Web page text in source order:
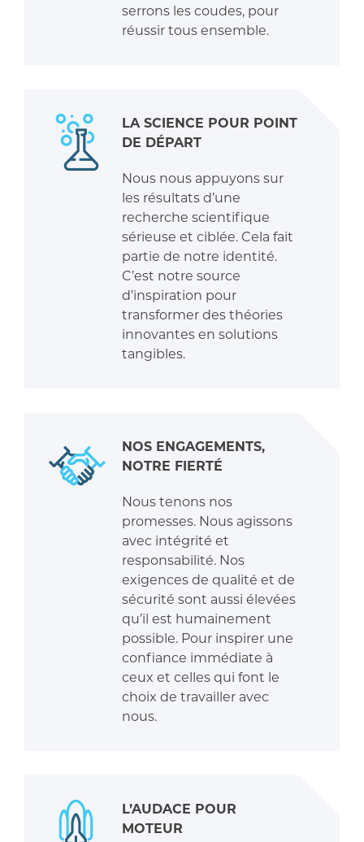
serrons les coudes, pour
réussir tous ensemble.
LA SCIENCE POUR POINT
DE DÉPART
Nous nous appuyons sur
les résultats d’une
recherche scientifique
sérieuse et ciblée. Cela fait
partie de notre identité.
C’est notre source
d’inspiration pour
transformer des théories
innovantes en solutions
tangibles.
NOS ENGAGEMENTS,
NOTRE FIERTÉ
Nous tenons nos
promesses. Nous agissons
avec intégrité et
responsabilité. Nos
exigences de qualité et de
sécurité sont aussi élevées
qu’il est humainement
possible. Pour inspirer une
confiance immédiate à
ceux et celles qui font le
choix de travailler avec
nous.
L’AUDACE POUR
MOTEUR